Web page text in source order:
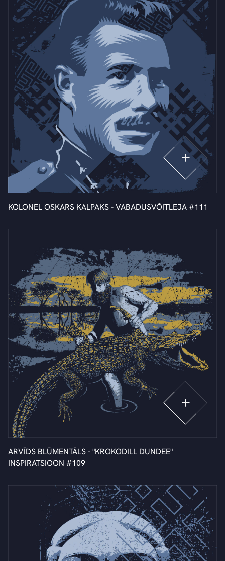
KOLONEL OSKARS KALPAKS - VABADUSVÕITLEJA #111
ARVĪDS BLŪMENTĀLS - "KROKODILL DUNDEE"
INSPIRATSIOON #109